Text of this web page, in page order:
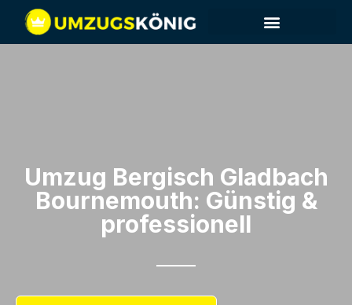
Umzug Bergisch Gladbach​
Bournemouth: Günstig &
professionell​